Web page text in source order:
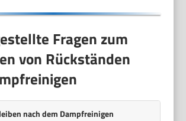
Fragen zum
von Rückständen
nach dem Dampfreinigen